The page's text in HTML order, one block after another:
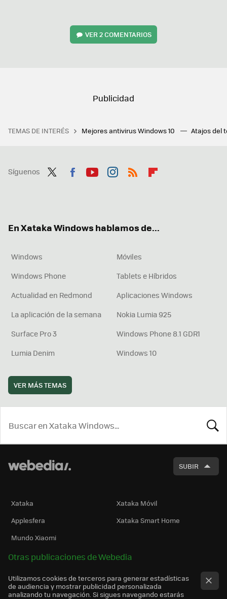
VER2 COMENTARIOS
TEMAS DE INTERÉS Mejores antivirus Windows 10 Atajos del
Síguenos
En Xataka Windows hablamos de...
Windows
Móviles
Windows Phone
Tablets e Híbridos
Actualidad en Redmond
Aplicaciones Windows
La aplicación de la semana
Nokia Lumia 925
Surface Pro 3
Windows Phone 8.1 GDR1
Lumia Denim
Windows 10
VER MÁS TEMAS
SUBIR
Xataka
Xataka Móvil
Applesfera
Xataka Smart Home
Mundo Xiaomi
Otras publicaciones de Webedia
Utilizamos cookies de terceros para generar estadísticas
de audiencia y mostrar publicidad personalizada
analizando tu navegación. Si sigues navegando estarás